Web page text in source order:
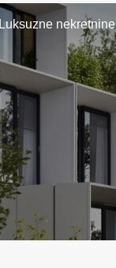
Luksuzne nekretnine